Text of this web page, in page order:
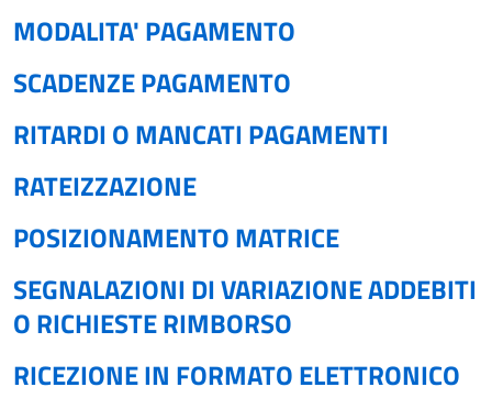
MODALITA' PAGAMENTO
SCADENZE PAGAMENTO
RITARDI O MANCATI PAGAMENTI
RATEIZZAZIONE
POSIZIONAMENTO MATRICE
SEGNALAZIONI DI VARIAZIONE ADDEBITI
O RICHIESTE RIMBORSO
RICEZIONE IN FORMATO ELETTRONICO